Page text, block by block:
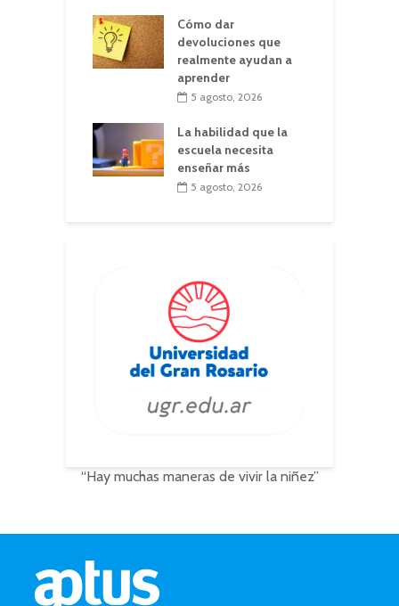
Cómo dar
devoluciones que
realmente ayudan a
aprender
5 agosto, 2026
La habilidad que la
escuela necesita
enseñar más
5 agosto, 2026
“Hay muchas maneras de vivir la niñez”